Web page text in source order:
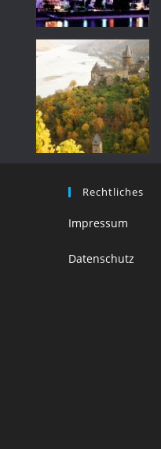
Rechtliches
Impressum
Datenschutz